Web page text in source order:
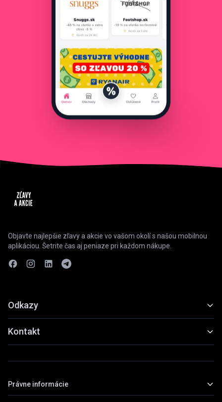
Objavte najlepšie zľavy a akcie vo vašom okolí s našou mobilnou
aplikáciou. Šetrite čas aj peniaze pri každom nákupe.
Odkazy
Funkcie
Ukážky
Stiahnuť
Kontakt
Praha, Česká republika
Právne informácie